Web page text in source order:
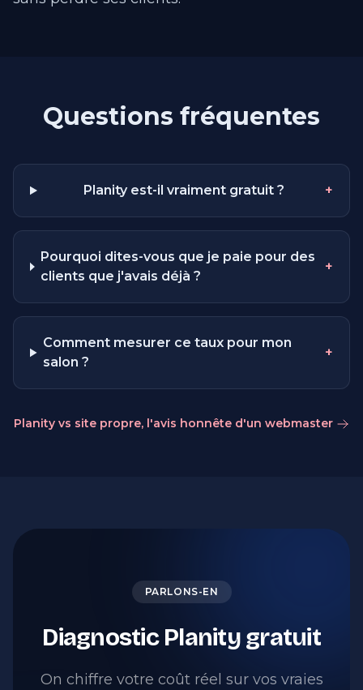
Questions fréquentes
Planity est-il vraiment gratuit ? +
Pourquoi dites-vous que je paie pour des
clients que j'avais déjà ?
+
Comment mesurer ce taux pour mon
salon ?
+
Planity vs site propre, l'avis honnête d'un webmaster
PARLONS-EN
Diagnostic Planity gratuit
On chiffre votre coût réel sur vos vraies